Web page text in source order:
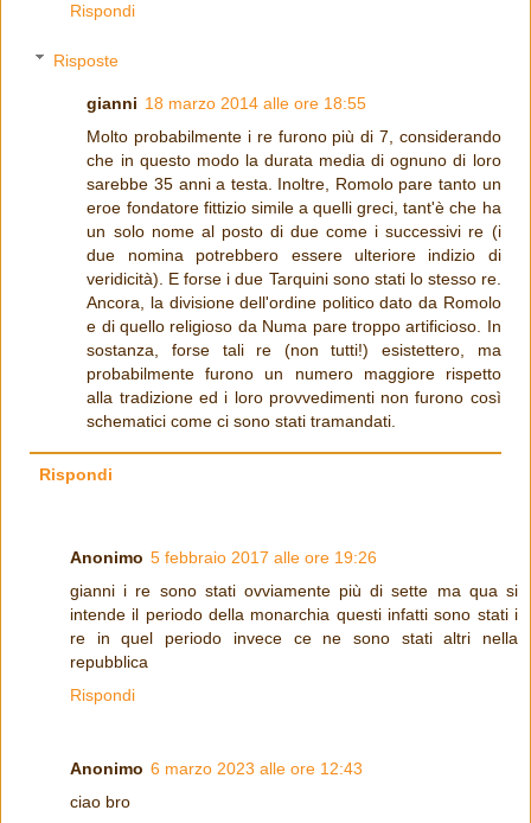
Rispondi
Risposte
gianni 18 marzo 2014 alle ore 18:55
Molto probabilmente i re furono più di 7, considerando
che in questo modo la durata media di ognuno di loro
sarebbe 35 anni a testa. Inoltre, Romolo pare tanto un
eroe fondatore fittizio simile a quelli greci, tant'è che ha
un solo nome al posto di due come i successivi re (i
due nomina potrebbero essere ulteriore indizio di
veridicità). E forse i due Tarquini sono stati lo stesso re.
Ancora, la divisione dell'ordine politico dato da Romolo
e di quello religioso da Numa pare troppo artificioso. In
sostanza, forse tali re (non tutti!) esistettero, ma
probabilmente furono un numero maggiore rispetto
alla tradizione ed i loro provvedimenti non furono così
schematici come ci sono stati tramandati.
Rispondi
Anonimo 5 febbraio 2017 alle ore 19:26
gianni i re sono stati ovviamente più di sette ma qua si
intende il periodo della monarchia questi infatti sono stati i
re in quel periodo invece ce ne sono stati altri nella
repubblica
Rispondi
Anonimo 6 marzo 2023 alle ore 12:43
ciao bro